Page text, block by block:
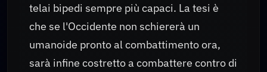
telai bipedi sempre più capaci. La tesi è
che se l'Occidente non schiererà un
umanoide pronto al combattimento ora,
sarà infine costretto a combattere contro di